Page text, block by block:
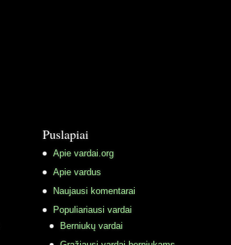
Puslapiai
Apie vardai.org
Apie vardus
Naujausi komentarai
Populiariausi vardai
Berniukų vardai